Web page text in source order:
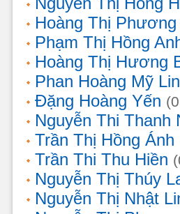
Hoàng Thị Phương
Phạm Thị Hồng
Hoàng Thị Hương
Phan Hoàng Mỹ
Đặng Hoàng Yến
Nguyễn Thi Thanh
Trần Thị Hồng Ánh
Trần Thi Thu Hiền
Nguyễn Thị Thúy
Nguyễn Thị Nhật